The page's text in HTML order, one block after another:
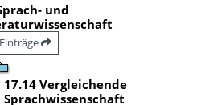
und
17.14 Vergleichende
Sprachwissenschaft